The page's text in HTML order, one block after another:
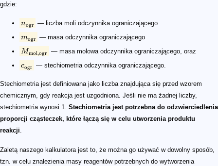
gdzie:
nogr — liczba moli odczynnika ograniczającego
mogr — masa odczynnika ograniczającego
Mmol,ogr — masa molowa odczynnika ograniczającego, oraz
cogr — stechiometria odczynnika ograniczającego.
Stechiometria jest definiowana jako liczba znajdująca się przed wzorem
chemicznym, gdy reakcja jest uzgodniona. Jeśli nie ma żadnej liczby,
stechiometria wynosi 1. Stechiometria jest potrzebna do odzwierciedlenia
proporcji cząsteczek, które łączą się w celu utworzenia produktu
reakcji.
Zaletą naszego kalkulatora jest to, że można go używać w dowolny sposób,
tzn. w celu znalezienia masy reagentów potrzebnych do wytworzenia